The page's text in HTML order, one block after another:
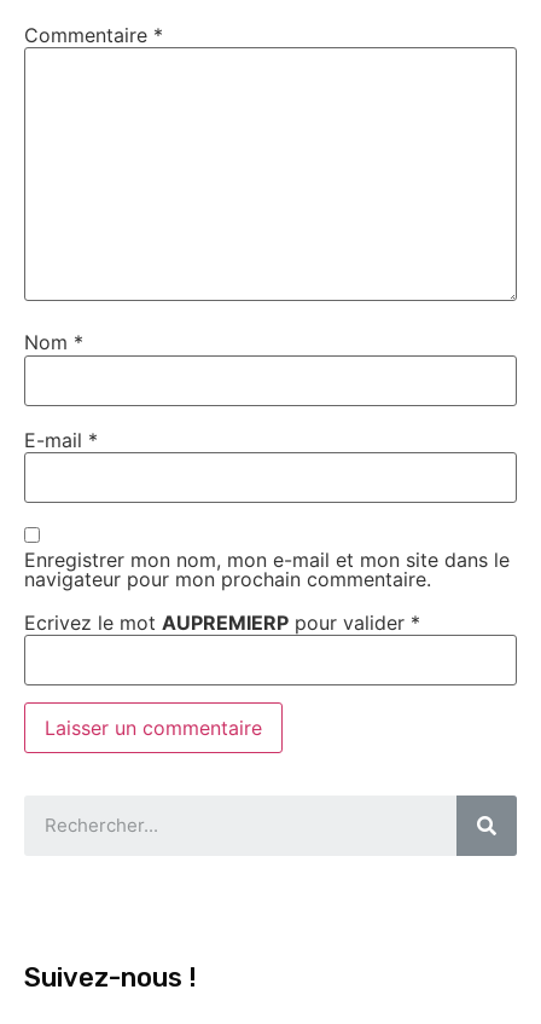
Commentaire *
Nom *
E-mail *
Enregistrer mon nom, mon e-mail et mon site dans le
navigateur pour mon prochain commentaire.
Ecrivez le mot AUPREMIERP pour valider *
Suivez-nous !